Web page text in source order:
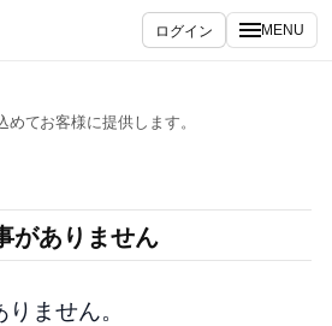
ログイン MENU
てお客様に提供します。
がありません
ません。